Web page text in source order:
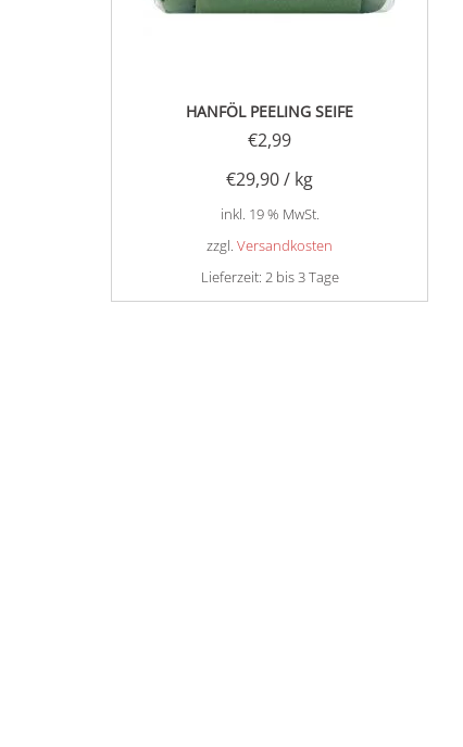
HANFÖL PEELING SEIFE
€2,99
€29,90/ kg
inkl. 19 % MwSt.
zzgl.Versandkosten
Lieferzeit: 2 bis 3 Tage